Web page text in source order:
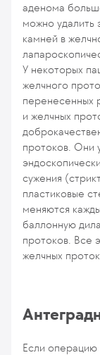
аденома
можно удалить
камней в
У некоторых
желчного
перенесенных
и желчных
протоков. Они
сужения
пластиковые
меняются
баллонную
протоков. Все
желчных
Если операцию